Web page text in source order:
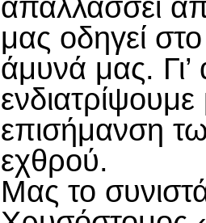
απαλλάσσει
μας οδηγεί
άμυνά μας. Γι’
επισήμανση
εχθρού.
Μας το